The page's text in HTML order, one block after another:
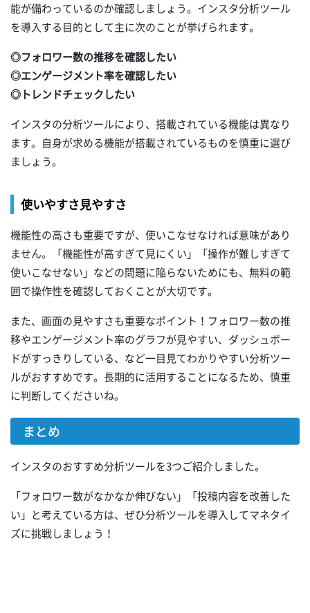
能が備わっているのか確認しましょう。インスタ分析ツール
を導入する目的として主に次のことが挙げられます。
◎フォロワー数の推移を確認したい
◎エンゲージメント率を確認したい
◎トレンドチェックしたい
インスタの分析ツールにより、搭載されている機能は異なり
ます。自身が求める機能が搭載されているものを慎重に選び
ましょう。
使いやすさ見やすさ
機能性の高さも重要ですが、使いこなせなければ意味があり
ません。「機能性が高すぎて見にくい」「操作が難しすぎて
使いこなせない」などの問題に陥らないためにも、無料の範
囲で操作性を確認しておくことが大切です。
また、画面の見やすさも重要なポイント！フォロワー数の推
移やエンゲージメント率のグラフが見やすい、ダッシュボー
ドがすっきりしている、など一目見てわかりやすい分析ツー
ルがおすすめです。長期的に活用することになるため、慎重
に判断してくださいね。
まとめ
インスタのおすすめ分析ツールを3つご紹介しました。
「フォロワー数がなかなか伸びない」「投稿内容を改善した
い」と考えている方は、ぜひ分析ツールを導入してマネタイ
ズに挑戦しましょう！